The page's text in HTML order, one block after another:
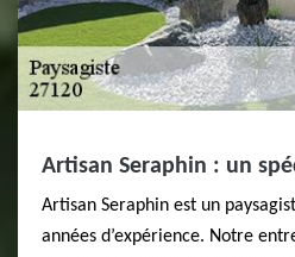
Artisan Seraphin : un
Artisan Seraphin est un
années d’expérience. Notre